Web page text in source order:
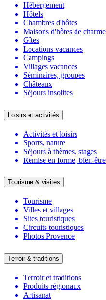
Hébergement
Hôtels
Chambres d'hôtes
Maisons d'hôtes de charme
Gîtes
Locations vacances
Campings
Villages vacances
Séminaires, groupes
Châteaux
Séjours insolites
Loisirs et activités
Activités et loisirs
Sports, nature
Séjours à thèmes, stages
Remise en forme, bien-être
Tourisme & visites
Tourisme
Villes et villages
Sites touristiques
Circuits touristiques
Photos Provence
Terroir & traditions
Terroir et traditions
Produits régionaux
Artisanat